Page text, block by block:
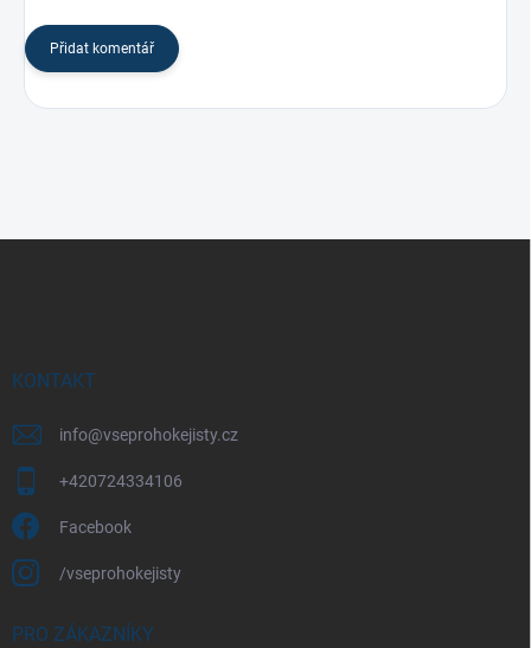
Přidat komentář
KONTAKT
info@vseprohokejisty.cz
+420724334106
Facebook
/vseprohokejisty
PRO ZÁKAZNÍKY